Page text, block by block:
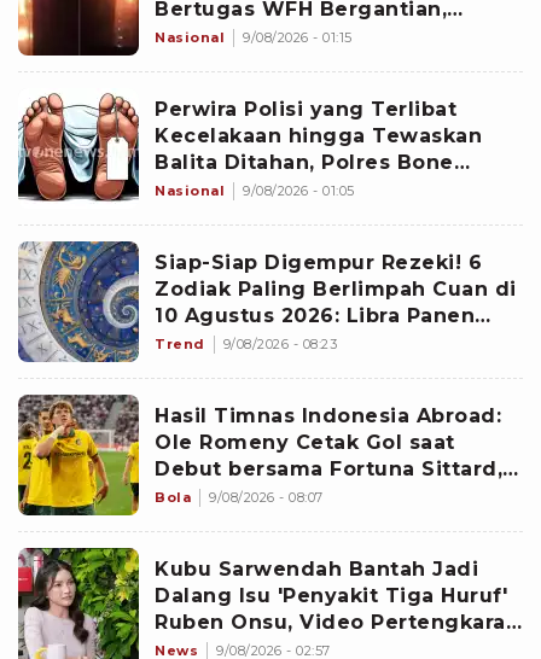
Bertugas WFH Bergantian,
Pramono Pastikan Layanan Tetap
Nasional 9/08/2026 - 01:15
Perwira Polisi yang Terlibat
Kecelakaan hingga Tewaskan
Balita Ditahan, Polres Bone
Dalami Dugaan Rem Blong
Nasional 9/08/2026 - 01:05
Siap-Siap Digempur Rezeki! 6
Zodiak Paling Berlimpah Cuan di
10 Agustus 2026: Libra Panen
Proyek Emas
Trend 9/08/2026 - 08:23
Hasil Timnas Indonesia Abroad:
Ole Romeny Cetak Gol saat
Debut bersama Fortuna Sittard,
Justin Hubner Main Penuh
Bola 9/08/2026 - 08:07
Kubu Sarwendah Bantah Jadi
Dalang Isu 'Penyakit Tiga Huruf'
Ruben Onsu, Video Pertengkaran
Ikut Disorot
News 9/08/2026 - 02:57